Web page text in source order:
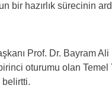
bir hazırlık sürecinin
Prof. Dr. Bayram
oturumu olan
belirtti.